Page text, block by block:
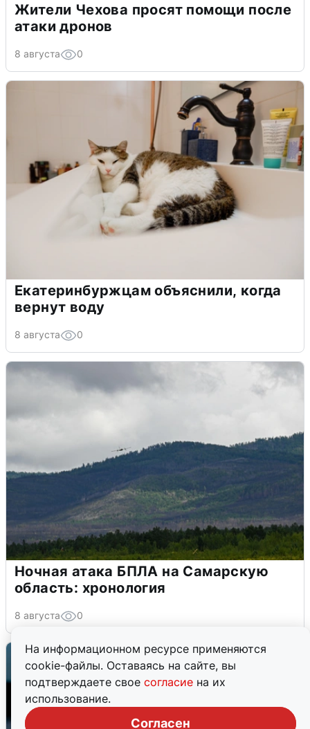
На информационном ресурсе применяются
cookie-файлы. Оставаясь на сайте, вы
подтверждаете свое согласие на их
использование.
Согласен
Жители Чехова просят помощи после
атаки дронов
8 августа 0
Екатеринбуржцам объяснили, когда
вернут воду
8 августа 0
Ночная атака БПЛА на Самарскую
область: хронология
8 августа 0